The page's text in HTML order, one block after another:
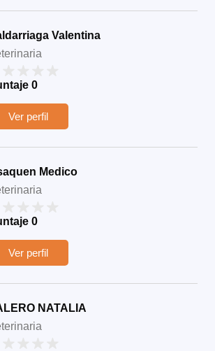
Valentina
0
Ver perfil
Medico
0
Ver perfil
NATALIA